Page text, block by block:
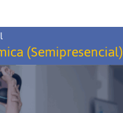
(Semipresencial)